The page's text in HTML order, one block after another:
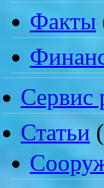
Факты
Сервис
Статьи